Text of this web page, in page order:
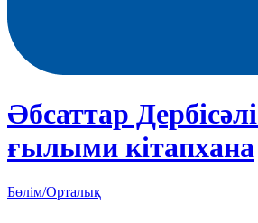
Әбсаттар
ғылыми кітапхана
Бөлім/Орталық